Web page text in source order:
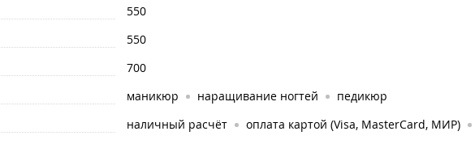
550
550
700
маникюр наращивание ногтей
педикюр
наличный расчёт оплата картой (Visa, MasterCard, МИР)